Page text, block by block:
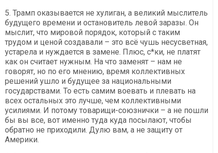
5. Трамп оказывается не хулиган, а великий мыслитель
будущего времени и остановитель левой заразы. Он
мыслит, что мировой порядок, который с таким
трудом и ценой создавали – это всё чушь несусветная,
устарела и нуждается в замене. Плюс, с*ки, не платят
как он считает нужным. На что заменят – нам не
говорят, но по его мнению, время коллективных
решений ушло и будущее за национальными
государствами. То есть самим воевать и плевать на
всех остальных это лучше, чем коллективными
усилиями. И потому товарищи-союзнички – а не пошли
бы вы все, вот именно туда куда посылают, чтобы
обратно не приходили. Дулю вам, а не защиту от
Америки.